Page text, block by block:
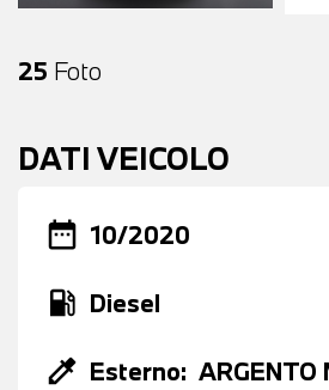
25 Foto
DATI VEICOLO
date_range 10/2020
local_gas_station Diesel
colorize Esterno: ARGENTO